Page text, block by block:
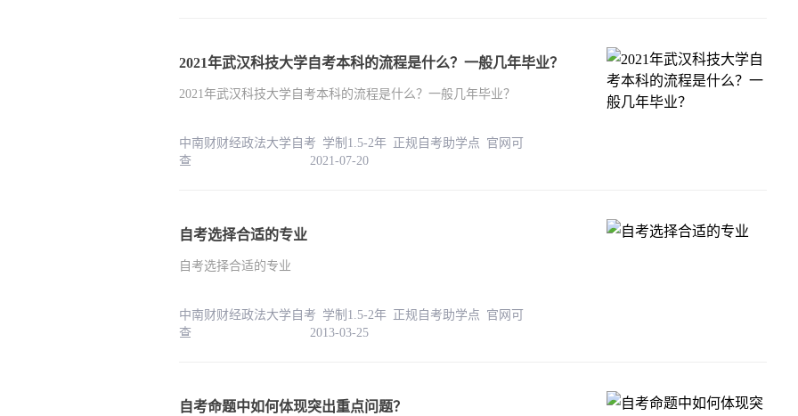
2021年武汉科技大学自考本科的流程是什么？一般几年毕业？
2021年武汉科技大学自考本科的流程是什么？一般几年毕业？
中南财财经政法大学自考 学制1.5-2年 正规自考助学点 官网可
查 2021-07-20
自考选择合适的专业
自考选择合适的专业
中南财财经政法大学自考 学制1.5-2年 正规自考助学点 官网可
查 2013-03-25
自考命题中如何体现突出重点问题？